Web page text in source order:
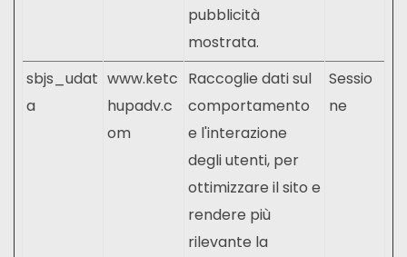
pubblicità
mostrata.
sbjs_udat
a
www.ketc
hupadv.c
om
Raccoglie dati sul
comportamento
e l'interazione
degli utenti, per
ottimizzare il sito e
rendere più
rilevante la
Sessio
ne